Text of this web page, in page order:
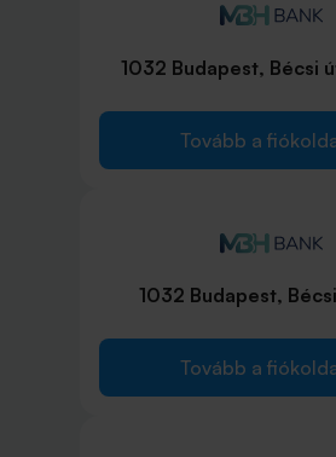
1032 Budapest, Bécsi
Tovább a
1032 Budapest,
Tovább a